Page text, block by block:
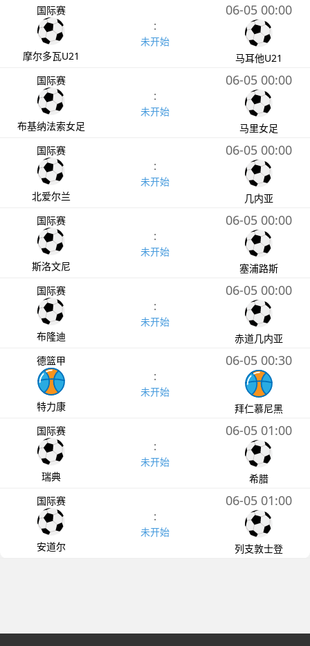
国际赛
摩尔多瓦U21
:
未开始
06-05 00:00
马耳他U21
国际赛
布基纳法索女足
:
未开始
06-05 00:00
马里女足
国际赛
北爱尔兰
:
未开始
06-05 00:00
几内亚
国际赛
斯洛文尼
:
未开始
06-05 00:00
塞浦路斯
国际赛
布隆迪
:
未开始
06-05 00:00
赤道几内亚
德篮甲
特力康
:
未开始
06-05 00:30
拜仁慕尼黑
国际赛
瑞典
:
未开始
06-05 01:00
希腊
国际赛
安道尔
:
未开始
06-05 01:00
列支敦士登